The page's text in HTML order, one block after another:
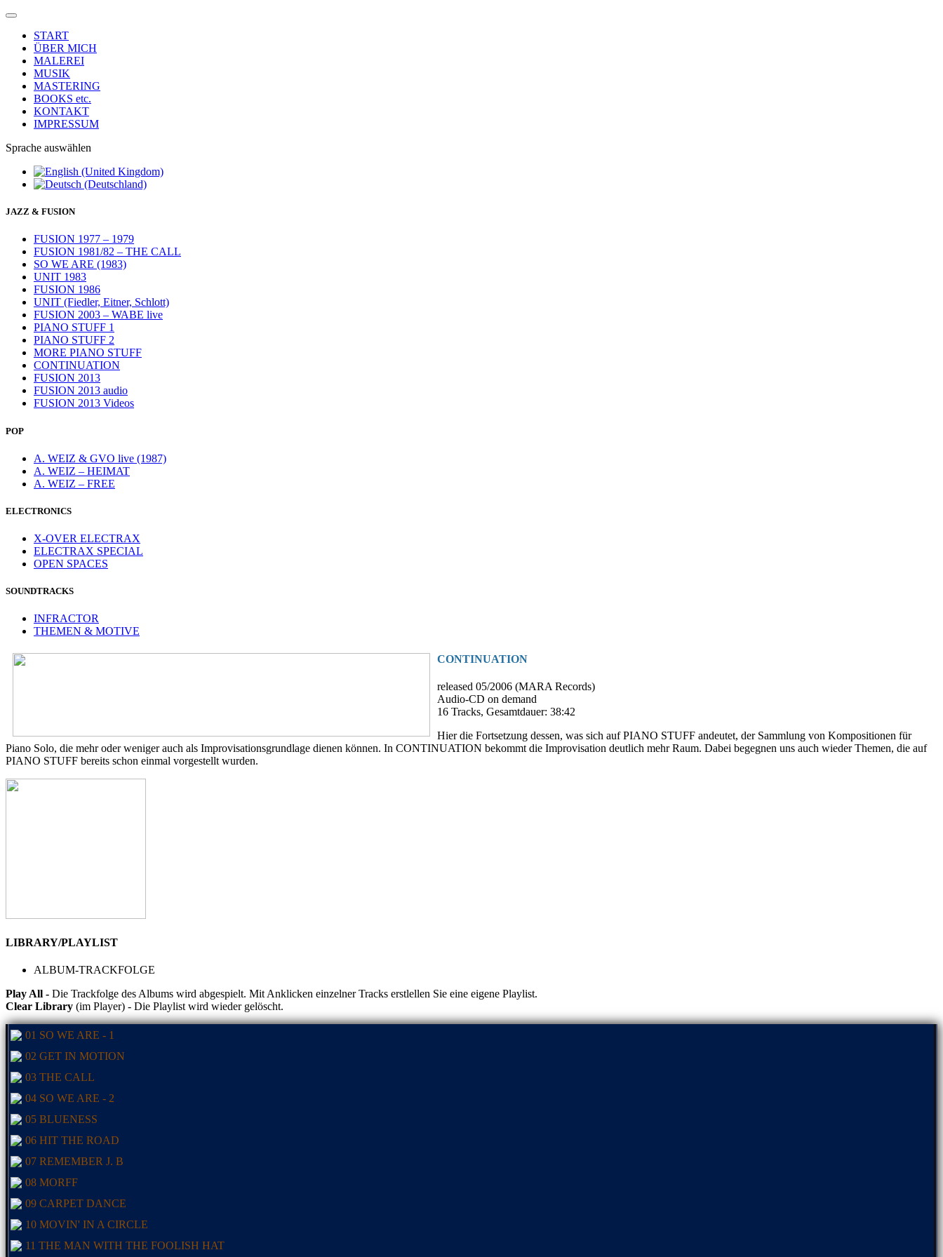
START
ÜBER MICH
MALEREI
MUSIK
MASTERING
BOOKS etc.
KONTAKT
IMPRESSUM
Sprache auswählen
JAZZ & FUSION
FUSION 1977 – 1979
FUSION 1981/82 – THE CALL
SO WE ARE (1983)
UNIT 1983
FUSION 1986
UNIT (Fiedler, Eitner, Schlott)
FUSION 2003 – WABE live
PIANO STUFF 1
PIANO STUFF 2
MORE PIANO STUFF
CONTINUATION
FUSION 2013
FUSION 2013 audio
FUSION 2013 Videos
POP
A. WEIZ & GVO live (1987)
A. WEIZ – HEIMAT
A. WEIZ – FREE
ELECTRONICS
X-OVER ELECTRAX
ELECTRAX SPECIAL
OPEN SPACES
SOUNDTRACKS
INFRACTOR
THEMEN & MOTIVE
CONTINUATION
released 05/2006 (MARA Records)
Audio-CD on demand
16 Tracks, Gesamtdauer: 38:42
Hier die Fortsetzung dessen, was sich auf PIANO STUFF andeutet, der Sammlung von Kompositionen für
Piano Solo, die mehr oder weniger auch als Improvisationsgrundlage dienen können. In CONTINUATION bekommt die Improvisation deutlich mehr Raum. Dabei begegnen uns auch wieder Themen, die auf
PIANO STUFF bereits schon einmal vorgestellt wurden.
LIBRARY/PLAYLIST
ALBUM-TRACKFOLGE
Play All - Die Trackfolge des Albums wird abgespielt. Mit Anklicken einzelner Tracks erstlellen Sie eine eigene Playlist.
Clear Library (im Player) - Die Playlist wird wieder gelöscht.
01 SO WE ARE - 1
02 GET IN MOTION
03 THE CALL
04 SO WE ARE - 2
05 BLUENESS
06 HIT THE ROAD
07 REMEMBER J. B
08 MORFF
09 CARPET DANCE
10 MOVIN' IN A CIRCLE
11 THE MAN WITH THE FOOLISH HAT